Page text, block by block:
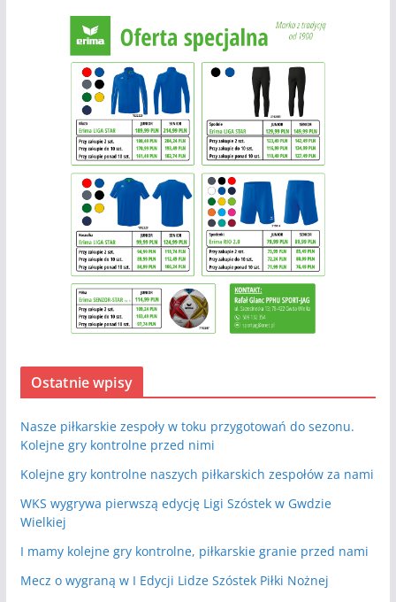
Ostatnie wpisy
Nasze piłkarskie zespoły w toku przygotowań do sezonu.
Kolejne gry kontrolne przed nimi
Kolejne gry kontrolne naszych piłkarskich zespołów za nami
WKS wygrywa pierwszą edycję Ligi Szóstek w Gwdzie
Wielkiej
I mamy kolejne gry kontrolne, piłkarskie granie przed nami
Mecz o wygraną w I Edycji Lidze Szóstek Piłki Nożnej